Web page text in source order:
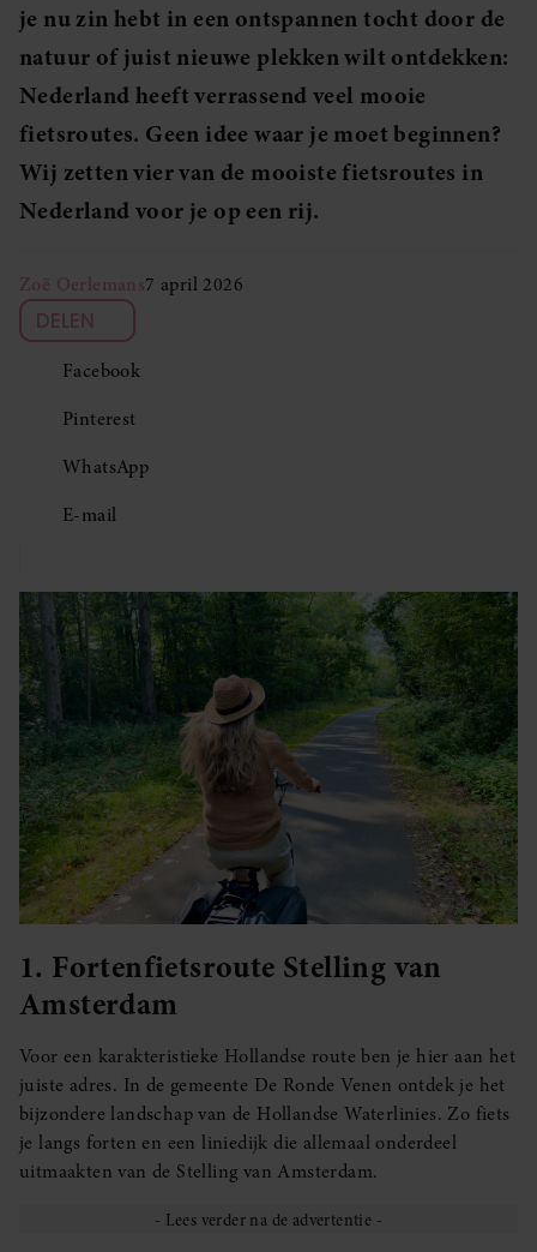
je nu zin hebt in een ontspannen tocht door de
natuur of juist nieuwe plekken wilt ontdekken:
Nederland heeft verrassend veel mooie
fietsroutes. Geen idee waar je moet beginnen?
Wij zetten vier van de mooiste fietsroutes in
Nederland voor je op een rij.
Zoë Oerlemans7 april 2026
DELEN
Facebook
Pinterest
WhatsApp
E-mail
1. Fortenfietsroute Stelling van
Amsterdam
Voor een karakteristieke Hollandse route ben je hier aan het
juiste adres. In de gemeente De Ronde Venen ontdek je het
bijzondere landschap van de Hollandse Waterlinies. Zo fiets
je langs forten en een liniedijk die allemaal onderdeel
uitmaakten van de Stelling van Amsterdam.